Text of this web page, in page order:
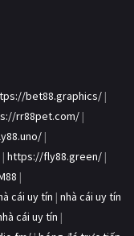
bet88.graphics/ |
rr88pet.com/ |
|
| https://fly88.green/ |
|
cái uy tín | nhà cái uy tín
cái uy tín |